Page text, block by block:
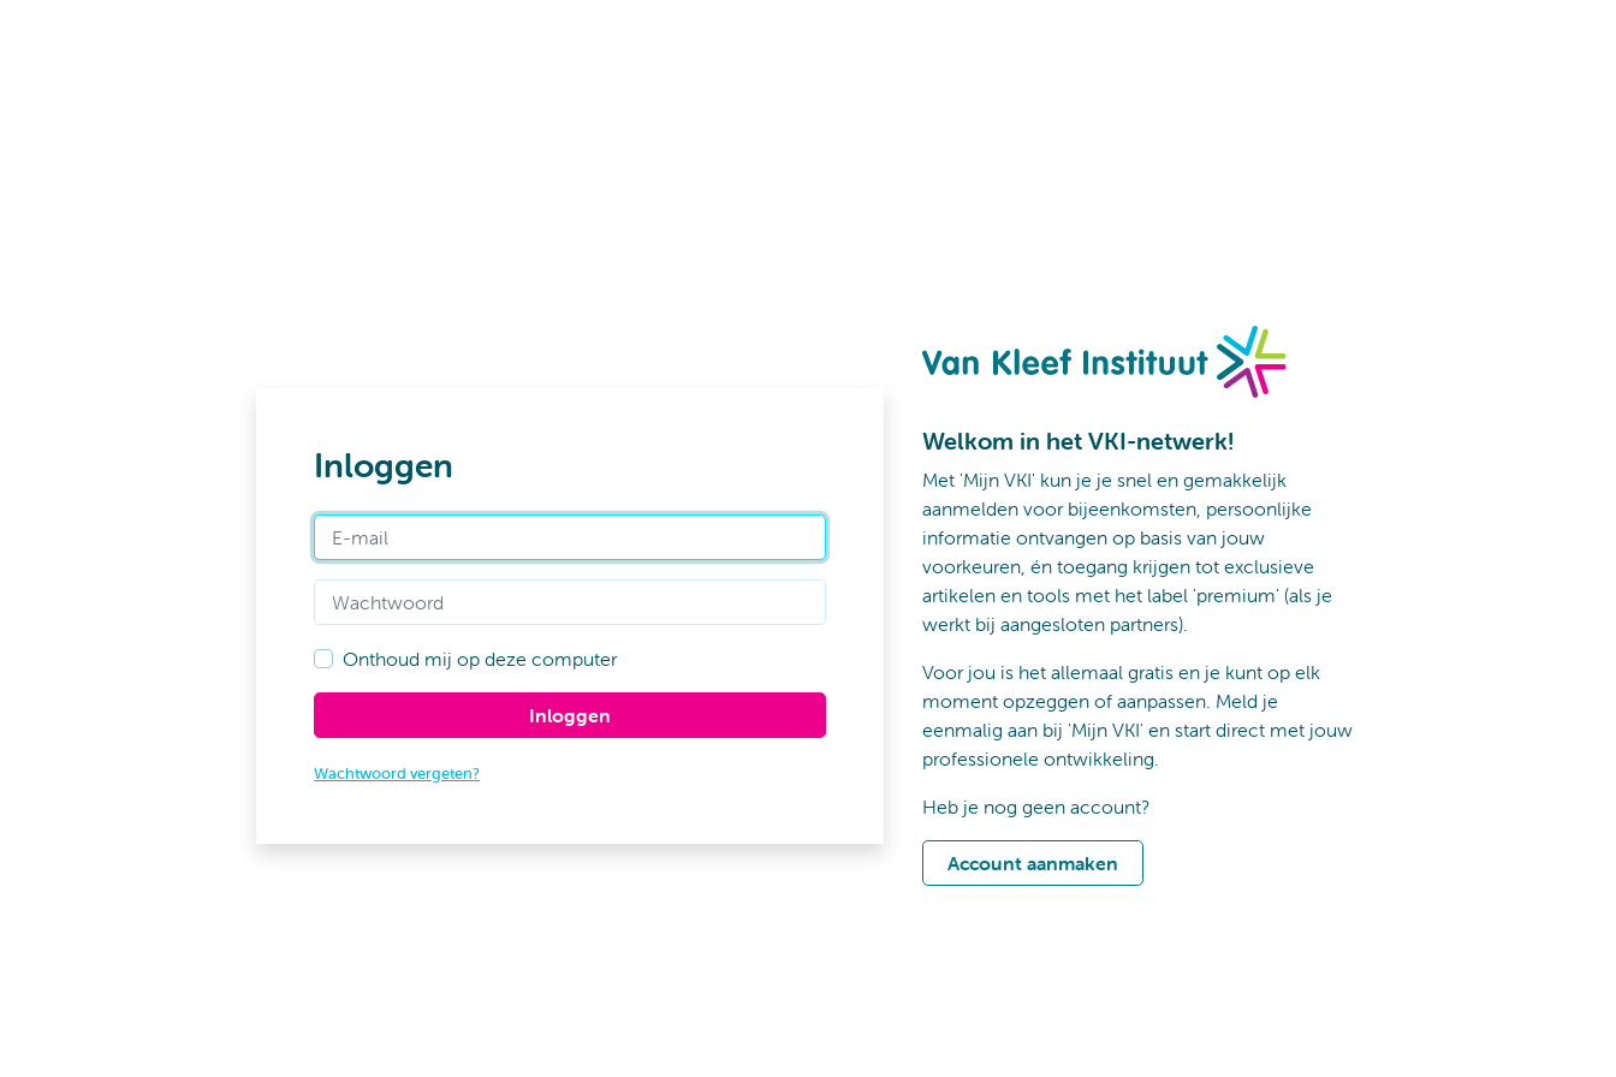
Inloggen
E-mail
Wachtwoord
Onthoud mij op deze computer
Inloggen
Wachtwoord vergeten?
Welkom in het VKI-netwerk!
Met 'Mijn VKI' kun je je snel en gemakkelijk
aanmelden voor bijeenkomsten, persoonlijke
informatie ontvangen op basis van jouw
voorkeuren, én toegang krijgen tot exclusieve
artikelen en tools met het label 'premium' (als je
werkt bij aangesloten partners).
Voor jou is het allemaal gratis en je kunt op elk
moment opzeggen of aanpassen. Meld je
eenmalig aan bij 'Mijn VKI' en start direct met jouw
professionele ontwikkeling.
Heb je nog geen account?
Account aanmaken